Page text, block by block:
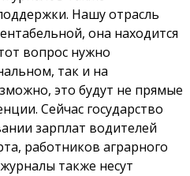
Нашу отрасль
она находится
вопрос нужно
так и на
это будут не прямые
Сейчас государство
зарплат водителей
работников аграрного
также несут